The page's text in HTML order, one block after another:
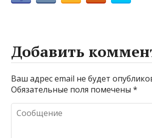
Добавить
Ваш адрес email не будет
Обязательные поля помечены*